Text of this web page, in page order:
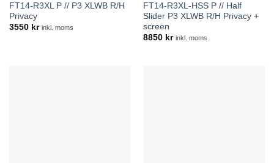
FT14-R3XL P // P3 XLWB R/H
Privacy
3550 kr inkl. moms
FT14-R3XL-HSS P // Half
Slider P3 XLWB R/H Privacy +
screen
8850 kr inkl. moms